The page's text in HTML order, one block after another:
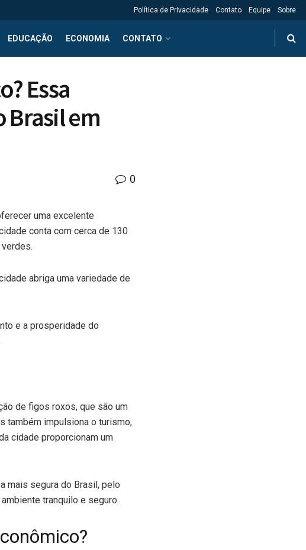
Política de Privacidade Contato Equipe Sobre
EDUCAÇÃO ECONOMIA CONTATO
Essa
Brasil em
0
uma excelente
conta com cerca de 130
abriga uma variedade de
e a prosperidade do
de figos roxos, que são um
também impulsiona o turismo,
cidade proporcionam um
mais segura do Brasil, pelo
tranquilo e seguro.